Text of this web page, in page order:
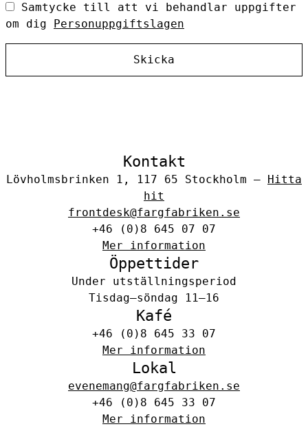
Samtycke till att vi behandlar uppgifter
om dig
Personuppgiftslagen
Skicka
Kontakt
Lövholmsbrinken 1, 117 65 Stockholm –
Hitta
hit
frontdesk@fargfabriken.se
+46 (0)8 645 07 07
Mer information
Öppettider
Under utställningsperiod
Tisdag–söndag 11–16
Kafé
+46 (0)8 645 33 07
Mer information
Lokal
evenemang@fargfabriken.se
+46 (0)8 645 33 07
Mer information